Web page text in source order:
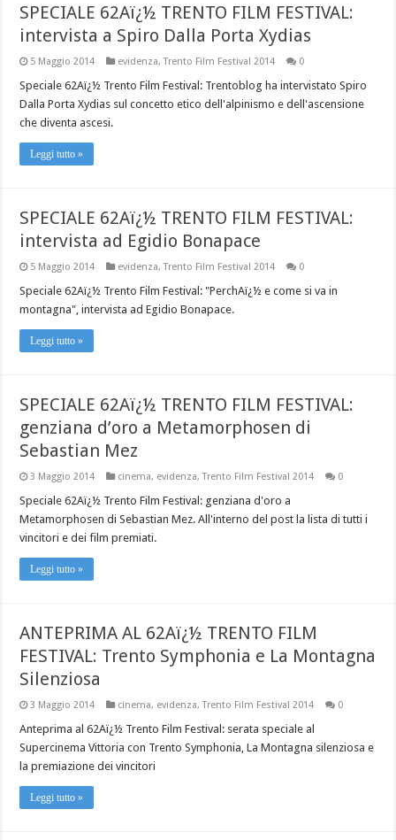
SPECIALE 62Aï¿½ TRENTO FILM FESTIVAL:
intervista a Spiro Dalla Porta Xydias
5 Maggio 2014 evidenza,Trento Film Festival 2014 0
Speciale 62Aï¿½ Trento Film Festival: Trentoblog ha intervistato Spiro
Dalla Porta Xydias sul concetto etico dell'alpinismo e dell'ascensione
che diventa ascesi.
Leggi tutto »
SPECIALE 62Aï¿½ TRENTO FILM FESTIVAL:
intervista ad Egidio Bonapace
5 Maggio 2014 evidenza,Trento Film Festival 2014 0
Speciale 62Aï¿½ Trento Film Festival: "PerchAï¿½ e come si va in
montagna", intervista ad Egidio Bonapace.
Leggi tutto »
SPECIALE 62Aï¿½ TRENTO FILM FESTIVAL:
genziana d’oro a Metamorphosen di
Sebastian Mez
3 Maggio 2014 cinema, evidenza,Trento Film Festival 2014 0
Speciale 62Aï¿½ Trento Film Festival: genziana d'oro a
Metamorphosen di Sebastian Mez. All'interno del post la lista di tutti i
vincitori e dei film premiati.
Leggi tutto »
ANTEPRIMA AL 62Aï¿½ TRENTO FILM
FESTIVAL: Trento Symphonia e La Montagna
Silenziosa
3 Maggio 2014 cinema, evidenza,Trento Film Festival 2014 0
Anteprima al 62Aï¿½ Trento Film Festival: serata speciale al
Supercinema Vittoria con Trento Symphonia, La Montagna silenziosa e
la premiazione dei vincitori
Leggi tutto »